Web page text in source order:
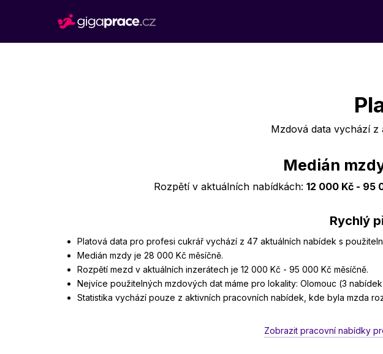
Mzdová data vychází z
Medián
Rozpětí v aktuálních nabídkách:12 000 Kč - 95
Rychlý
Platová data pro profesi cukrář vychází z 47 aktuálních nabídek s
Medián mzdy je 28 000 Kč měsíčně.
Rozpětí mezd v aktuálních inzerátech je 12 000 Kč - 95 000 Kč měsíčně.
Nejvíce použitelných mzdových dat máme pro lokality: Olomouc (3
Statistika vychází pouze z aktivních pracovních nabídek, kde byla mzda
Zobrazit pracovní nabídky